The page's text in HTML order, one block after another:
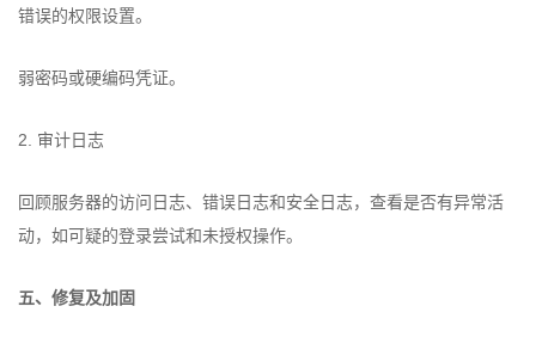
错误的权限设置。
弱密码或硬编码凭证。
2. 审计日志
回顾服务器的访问日志、错误日志和安全日志，查看是否有异常活
动，如可疑的登录尝试和未授权操作。
五、修复及加固